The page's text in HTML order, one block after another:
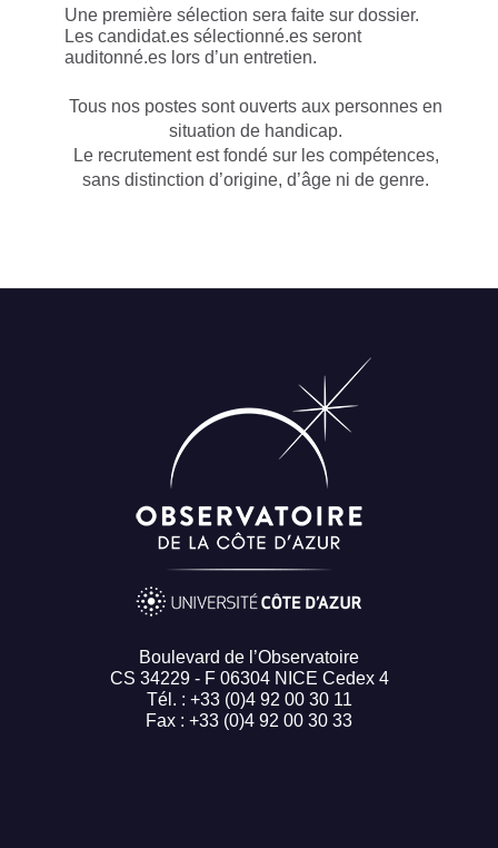
Une première sélection sera faite sur dossier.
Les candidat.es sélectionné.es seront
auditonné.es lors d’un entretien.
Tous nos postes sont ouverts aux personnes en
situation de handicap.
Le recrutement est fondé sur les compétences,
sans distinction d’origine, d’âge ni de genre.
Boulevard de l’Observatoire
CS 34229 - F 06304 NICE Cedex 4
Tél. : +33 (0)4 92 00 30 11
Fax : +33 (0)4 92 00 30 33